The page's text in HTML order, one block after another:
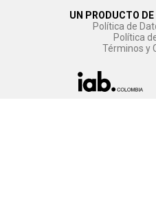
UN PRODUCTO
Política de
Política
Términos y